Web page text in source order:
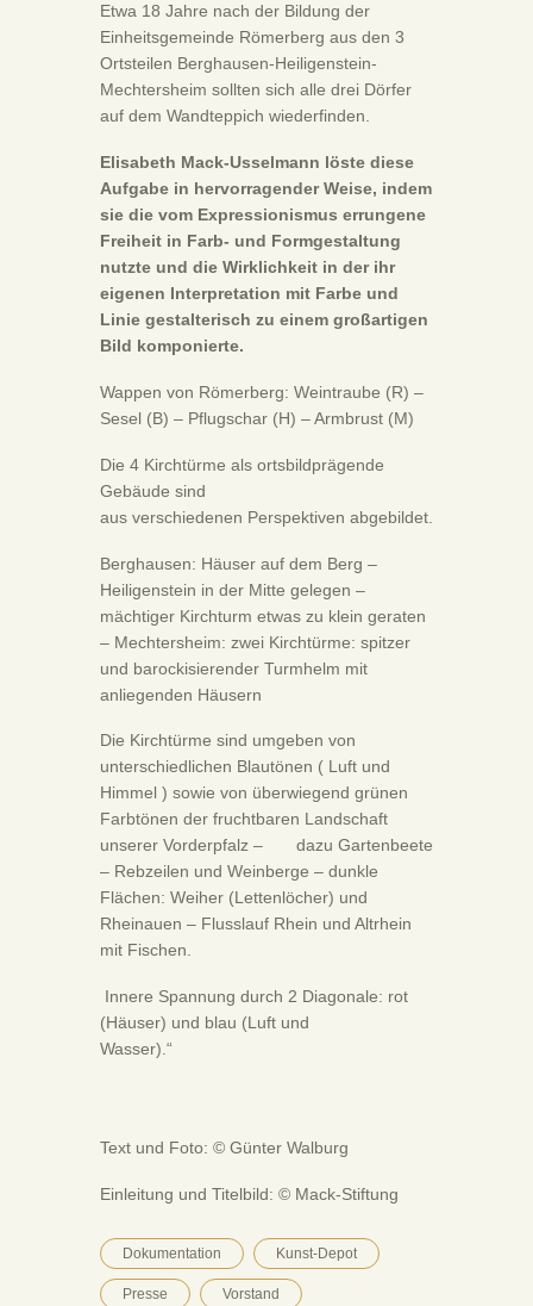
Etwa 18 Jahre nach der Bildung der
Einheitsgemeinde Römerberg aus den 3
Ortsteilen Berghausen-Heiligenstein-
Mechtersheim sollten sich alle drei Dörfer
auf dem Wandteppich wiederfinden.
Elisabeth Mack-Usselmann löste diese
Aufgabe in hervorragender Weise, indem
sie die vom Expressionismus errungene
Freiheit in Farb- und Formgestaltung
nutzte und die Wirklichkeit in der ihr
eigenen Interpretation mit Farbe und
Linie gestalterisch zu einem großartigen
Bild komponierte.
Wappen von Römerberg: Weintraube (R) –
Sesel (B) – Pflugschar (H) – Armbrust (M)
Die 4 Kirchtürme als ortsbildprägende
Gebäude sind
aus verschiedenen Perspektiven abgebildet.
Berghausen: Häuser auf dem Berg –
Heiligenstein in der Mitte gelegen –
mächtiger Kirchturm etwas zu klein geraten
– Mechtersheim: zwei Kirchtürme: spitzer
und barockisierender Turmhelm mit
anliegenden Häusern
Die Kirchtürme sind umgeben von
unterschiedlichen Blautönen ( Luft und
Himmel ) sowie von überwiegend grünen
Farbtönen der fruchtbaren Landschaft
unserer Vorderpfalz – dazu Gartenbeete
– Rebzeilen und Weinberge – dunkle
Flächen: Weiher (Lettenlöcher) und
Rheinauen – Flusslauf Rhein und Altrhein
mit Fischen.
Innere Spannung durch 2 Diagonale: rot
(Häuser) und blau (Luft und
Wasser).“
Text und Foto: © Günter Walburg
Einleitung und Titelbild: © Mack-Stiftung
Dokumentation Kunst-Depot
Presse Vorstand